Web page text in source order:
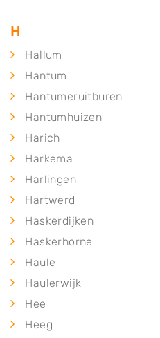
H
Hallum
Hantum
Hantumeruitburen
Hantumhuizen
Harich
Harkema
Harlingen
Hartwerd
Haskerdijken
Haskerhorne
Haule
Haulerwijk
Hee
Heeg